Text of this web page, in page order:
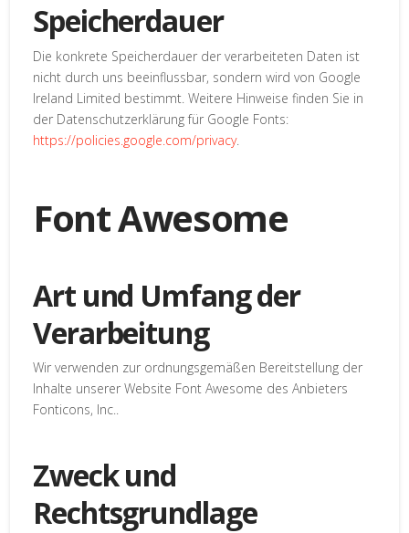
Speicherdauer
Die konkrete Speicherdauer der verarbeiteten Daten ist
nicht durch uns beeinflussbar, sondern wird von Google
Ireland Limited bestimmt. Weitere Hinweise finden Sie in
der Datenschutzerklärung für Google Fonts:
https://policies.google.com/privacy.
Font Awesome
Art und Umfang der
Verarbeitung
Wir verwenden zur ordnungsgemäßen Bereitstellung der
Inhalte unserer Website Font Awesome des Anbieters
Fonticons, Inc..
Zweck und
Rechtsgrundlage